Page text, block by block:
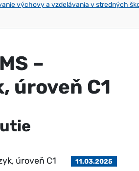
výchovy a vzdelávania v stredných
–
úroveň C1
úroveň C1 11.03.2025